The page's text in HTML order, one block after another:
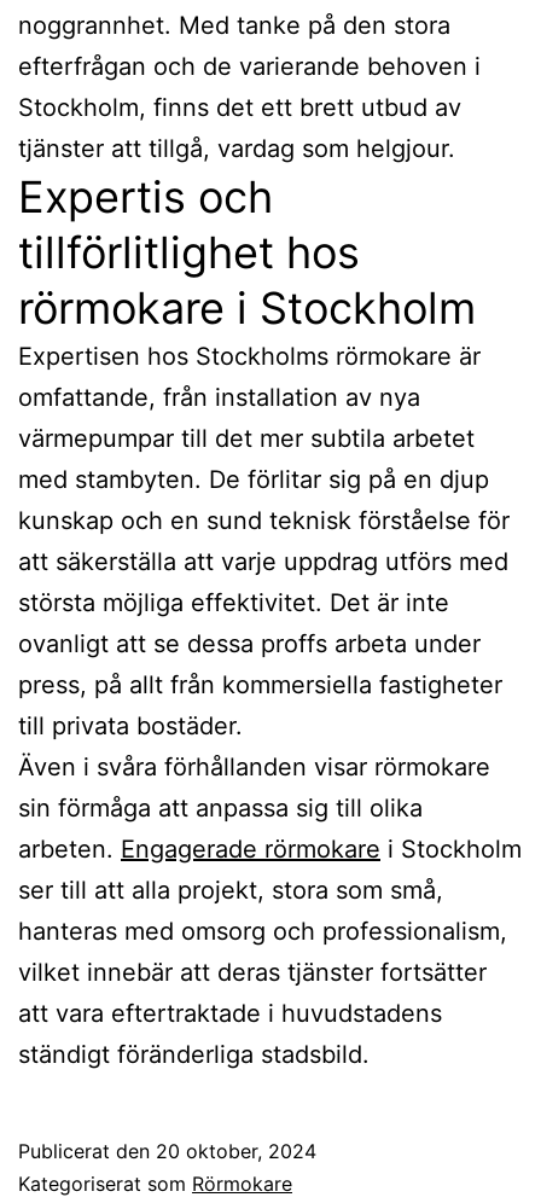
noggrannhet. Med tanke på den stora
efterfrågan och de varierande behoven i
Stockholm, finns det ett brett utbud av
tjänster att tillgå, vardag som helgjour.
Expertis och
tillförlitlighet hos
rörmokare i Stockholm
Expertisen hos Stockholms rörmokare är
omfattande, från installation av nya
värmepumpar till det mer subtila arbetet
med stambyten. De förlitar sig på en djup
kunskap och en sund teknisk förståelse för
att säkerställa att varje uppdrag utförs med
största möjliga effektivitet. Det är inte
ovanligt att se dessa proffs arbeta under
press, på allt från kommersiella fastigheter
till privata bostäder.
Även i svåra förhållanden visar rörmokare
sin förmåga att anpassa sig till olika
arbeten. Engagerade rörmokare i Stockholm
ser till att alla projekt, stora som små,
hanteras med omsorg och professionalism,
vilket innebär att deras tjänster fortsätter
att vara eftertraktade i huvudstadens
ständigt föränderliga stadsbild.
Publicerat den 20 oktober, 2024
Kategoriserat som Rörmokare